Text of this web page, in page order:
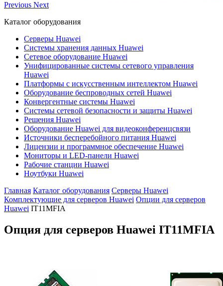
Previous Next
Каталог оборудования
Серверы Huawei
Системы хранения данных Huawei
Сетевое оборудование Huawei
Унифицированные системы сетевого управления
Huawei
Платформы с искусственным интеллектом Huawei
Оборудование беспроводных сетей Huawei
Конвергентные системы Huawei
Системы сетевой безопасности и защиты Huawei
Решения Huawei
Оборудование Huawei для видеоконференцсвязи
Источники бесперебойного питания Huawei
Лицензии и программное обеспечение Huawei
Мониторы и LED-панели Huawei
Рабочие станции Huawei
Ноутбуки Huawei
Главная Каталог оборудования Серверы Huawei
Комплектующие для серверов Huawei Опции для серверов
Huawei IT11MFIA
Опция для серверов Huawei IT11MFIA